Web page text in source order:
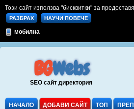
Този сайт използва "бисквитки" за
РАЗБРАХ НАУЧИ ПОВЕЧЕ
мобилна
BGWebs
SEO сайт директория
НАЧАЛО ДОБАВИ САЙТ ТОП